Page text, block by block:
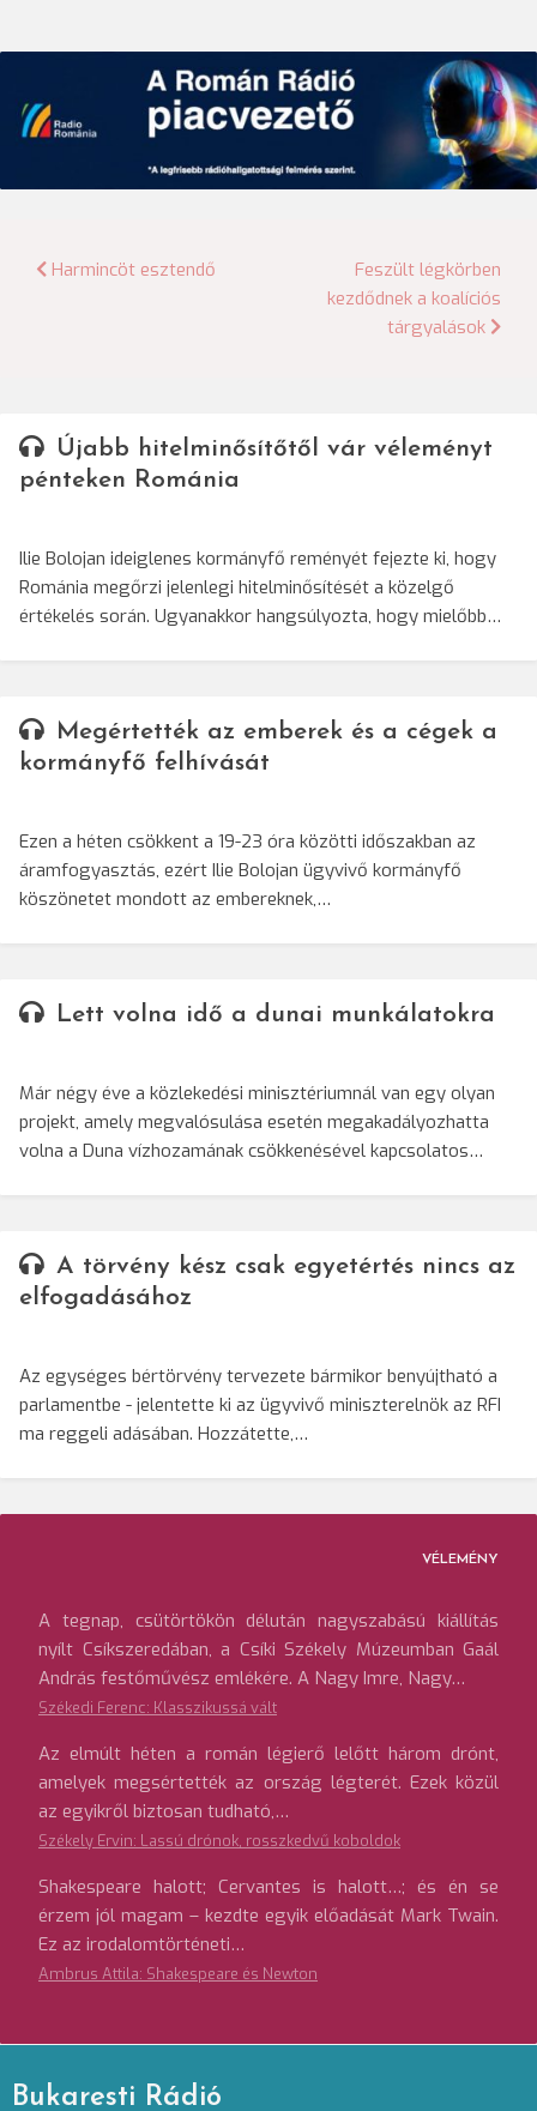
Bejegyzés
Harmincöt esztendő
Feszült légkörben
kezdődnek a koalíciós
tárgyalások
Újabb hitelminősítőtől vár véleményt
pénteken Románia
Ilie Bolojan ideiglenes kormányfő reményét fejezte ki, hogy
Románia megőrzi jelenlegi hitelminősítését a közelgő
értékelés során. Ugyanakkor hangsúlyozta, hogy mielőbb…
Megértették az emberek és a cégek a
kormányfő felhívását
Ezen a héten csökkent a 19-23 óra közötti időszakban az
áramfogyasztás, ezért Ilie Bolojan ügyvivő kormányfő
köszönetet mondott az embereknek,…
Lett volna idő a dunai munkálatokra
Már négy éve a közlekedési minisztériumnál van egy olyan
projekt, amely megvalósulása esetén megakadályozhatta
volna a Duna vízhozamának csökkenésével kapcsolatos…
A törvény kész csak egyetértés nincs az
elfogadásához
Az egységes bértörvény tervezete bármikor benyújtható a
parlamentbe - jelentette ki az ügyvivő miniszterelnök az RFI
ma reggeli adásában. Hozzátette,…
VÉLEMÉNY
A tegnap, csütörtökön délután nagyszabású kiállítás
nyílt Csíkszeredában, a Csíki Székely Múzeumban Gaál
András festőművész emlékére. A Nagy Imre, Nagy…
Székedi Ferenc: Klasszikussá vált
Az elmúlt héten a román légierő lelőtt három drónt,
amelyek megsértették az ország légterét. Ezek közül
az egyikről biztosan tudható,…
Székely Ervin: Lassú drónok, rosszkedvű koboldok
Shakespeare halott; Cervantes is halott…; és én se
érzem jól magam – kezdte egyik előadását Mark Twain.
Ez az irodalomtörténeti…
Ambrus Attila: Shakespeare és Newton
Bukaresti Rádió